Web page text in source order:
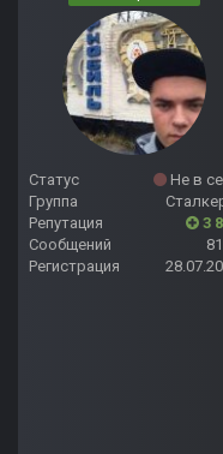
Статус
Не в
Группа
Репутация
3
Сообщений
Регистрация